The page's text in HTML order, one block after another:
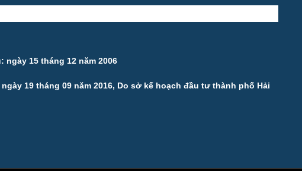
15 tháng 12 năm 2006
19 tháng 09 năm 2016, Do sở kế hoạch đầu tư thành phố Hải